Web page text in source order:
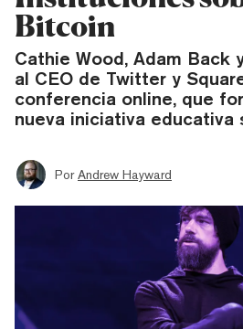
Bitcoin
Cathie Wood, Adam Back
al CEO de Twitter y
conferencia online, que
nueva iniciativa educativa
Por Andrew Hayward